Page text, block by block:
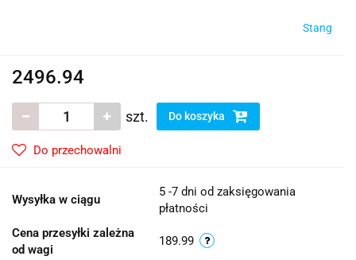
Stang
2496.94
szt. Do koszyka
Do przechowalni
Wysyłka w ciągu
5 -7 dni od zaksięgowania
płatności
Cena przesyłki zależna
od wagi
189.99